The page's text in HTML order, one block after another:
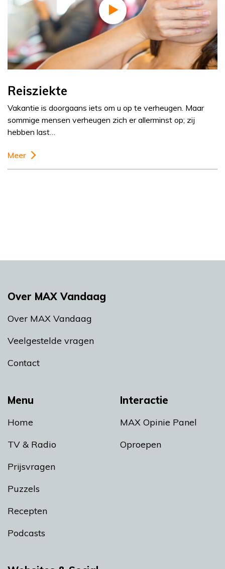
Reisziekte
Vakantie is doorgaans iets om u op te verheugen. Maar
sommige mensen verheugen zich er allerminst op; zij
hebben last…
Meer
Menu
Home
TV & Radio
Prijsvragen
Puzzels
Recepten
Podcasts
Interactie
MAX Opinie Panel
Oproepen
Over MAX Vandaag
Over MAX Vandaag
Veelgestelde vragen
Contact